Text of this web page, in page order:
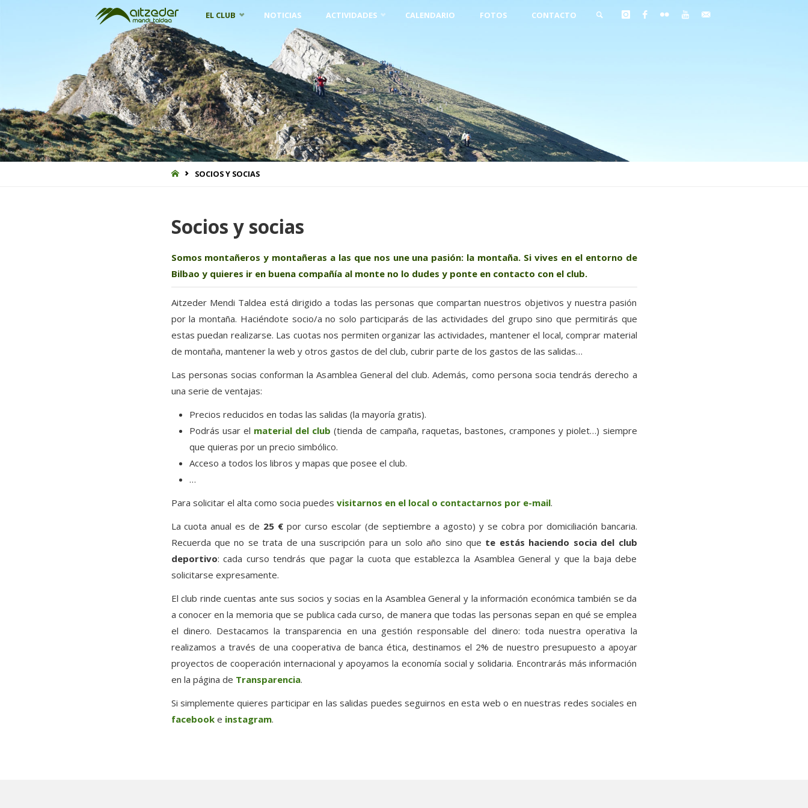
Saltar
al
contenido
EL CLUB NOTICIAS ACTIVIDADES CALENDARIO FOTOS CONTACTO
INICIOSOCIOS Y SOCIAS
Socios y socias
Somos montañeros y montañeras a las que nos une una pasión: la montaña. Si vives en el entorno de
Bilbao y quieres ir en buena compañía al monte no lo dudes y ponte en contacto con el club.
Aitzeder Mendi Taldea está dirigido a todas las personas que compartan nuestros objetivos y nuestra pasión
por la montaña. Haciéndote socio/a no solo participarás de las actividades del grupo sino que permitirás que
estas puedan realizarse. Las cuotas nos permiten organizar las actividades, mantener el local, comprar material
de montaña, mantener la web y otros gastos de del club, cubrir parte de los gastos de las salidas…
Las personas socias conforman la Asamblea General del club. Además, como persona socia tendrás derecho a
una serie de ventajas:
Precios reducidos en todas las salidas (la mayoría gratis).
Podrás usar el material del club (tienda de campaña, raquetas, bastones, crampones y piolet…) siempre
que quieras por un precio simbólico.
Acceso a todos los libros y mapas que posee el club.
…
Para solicitar el alta como socia puedes visitarnos en el local o contactarnos por e-mail.
La cuota anual es de 25 € por curso escolar (de septiembre a agosto) y se cobra por domiciliación bancaria.
Recuerda que no se trata de una suscripción para un solo año sino que te estás haciendo socia del club
deportivo: cada curso tendrás que pagar la cuota que establezca la Asamblea General y que la baja debe
solicitarse expresamente.
El club rinde cuentas ante sus socios y socias en la Asamblea General y la información económica también se da
a conocer en la memoria que se publica cada curso, de manera que todas las personas sepan en qué se emplea
el dinero. Destacamos la transparencia en una gestión responsable del dinero: toda nuestra operativa la
realizamos a través de una cooperativa de banca ética, destinamos el 2% de nuestro presupuesto a apoyar
proyectos de cooperación internacional y apoyamos la economía social y solidaria. Encontrarás más información
en la página de Transparencia.
Si simplemente quieres participar en las salidas puedes seguirnos en esta web o en nuestras redes sociales en
facebooke instagram.